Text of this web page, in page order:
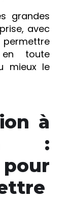
grandes
avec
en toute
mieux le
à
: